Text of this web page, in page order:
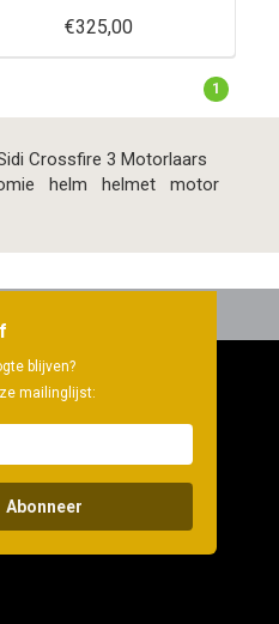
€325,00
1
Crossfire 3 Motorlaars
helm helmet
motor
blijven?
mailinglijst:
Abonneer